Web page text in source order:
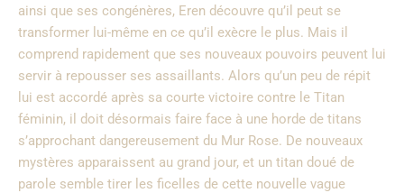
ainsi que ses congénères, Eren découvre qu’il peut se
transformer lui-même en ce qu’il exècre le plus. Mais il
comprend rapidement que ses nouveaux pouvoirs peuvent lui
servir à repousser ses assaillants. Alors qu’un peu de répit
lui est accordé après sa courte victoire contre le Titan
féminin, il doit désormais faire face à une horde de titans
s’approchant dangereusement du Mur Rose. De nouveaux
mystères apparaissent au grand jour, et un titan doué de
parole semble tirer les ficelles de cette nouvelle vague